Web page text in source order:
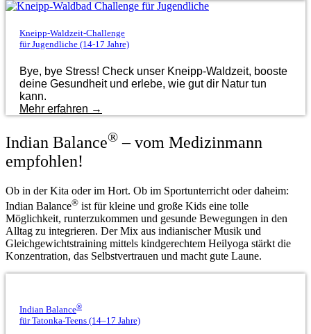
Kneipp-Waldzeit-Challenge
für Jugendliche (14-17 Jahre)
Bye, bye Stress! Check unser Kneipp-Waldzeit, booste
deine Gesundheit und erlebe, wie gut dir Natur tun
kann.
Mehr erfahren →
Indian Balance® – vom Medizinmann
empfohlen!
Ob in der Kita oder im Hort. Ob im Sportunterricht oder daheim:
Indian Balance® ist für kleine und große Kids eine tolle
Möglichkeit, runterzukommen und gesunde Bewegungen in den
Alltag zu integrieren. Der Mix aus indianischer Musik und
Gleichgewichtstraining mittels kindgerechtem Heilyoga stärkt die
Konzentration, das Selbstvertrauen und macht gute Laune.
Indian Balance®
für Tatonka-Teens (14–17 Jahre)